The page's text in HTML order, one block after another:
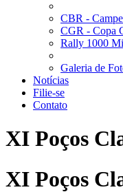
CBR -
CGR - Copa
Rally 1000
Galeria de
Notícias
Filie-se
Contato
XI Poços
XI Poços